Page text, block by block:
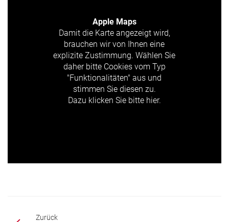
Apple Maps
Damit die Karte angezeigt wird,
brauchen wir von Ihnen eine
explizite Zustimmung. Wählen Sie
daher bitte Cookies vom Typ
"Funktionalitäten" aus und
stimmen Sie diesen zu.
Dazu klicken Sie bitte hier.
Zurück